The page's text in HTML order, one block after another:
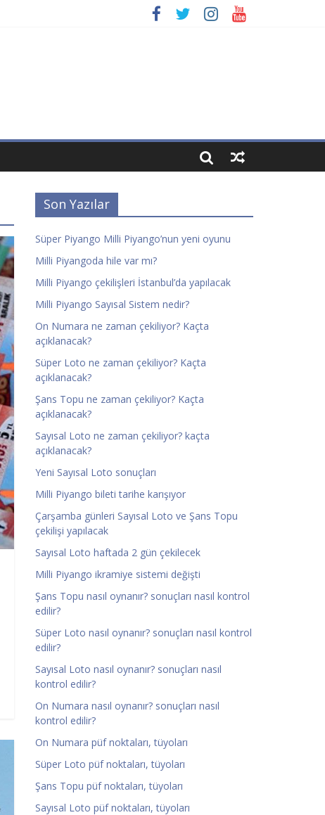
Son Yazılar
Süper Piyango Milli Piyango’nun yeni oyunu
Milli Piyangoda hile var mı?
Milli Piyango çekilişleri İstanbul’da yapılacak
Milli Piyango Sayısal Sistem nedir?
On Numara ne zaman çekiliyor? Kaçta
açıklanacak?
Süper Loto ne zaman çekiliyor? Kaçta
açıklanacak?
Şans Topu ne zaman çekiliyor? Kaçta
açıklanacak?
Sayısal Loto ne zaman çekiliyor? kaçta
açıklanacak?
Yeni Sayısal Loto sonuçları
Milli Piyango bileti tarihe karışıyor
Çarşamba günleri Sayısal Loto ve Şans Topu
çekilişi yapılacak
Sayısal Loto haftada 2 gün çekilecek
Milli Piyango ikramiye sistemi değişti
Şans Topu nasıl oynanır? sonuçları nasıl kontrol
edilir?
Süper Loto nasıl oynanır? sonuçları nasıl kontrol
edilir?
Sayısal Loto nasıl oynanır? sonuçları nasıl
kontrol edilir?
On Numara nasıl oynanır? sonuçları nasıl
kontrol edilir?
On Numara püf noktaları, tüyoları
Süper Loto püf noktaları, tüyoları
Şans Topu püf noktaları, tüyoları
Sayısal Loto püf noktaları, tüyoları